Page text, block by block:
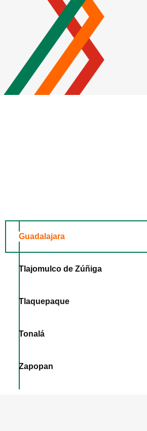
Guadalajara
Tlajomulco de Zúñiga
Tlaquepaque
Tonalá
Zapopan